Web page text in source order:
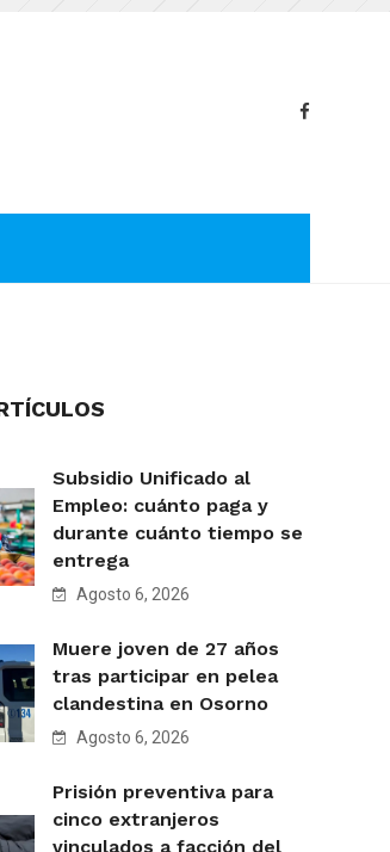
Subsidio Unificado al
Empleo: cuánto paga y
durante cuánto tiempo se
entrega
Agosto 6, 2026
Muere joven de 27 años
tras participar en pelea
clandestina en Osorno
Agosto 6, 2026
Prisión preventiva para
cinco extranjeros
vinculados a facción del